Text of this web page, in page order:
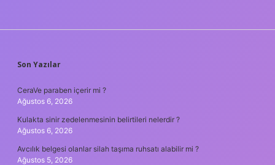
SIDEBAR
Son Yazılar
CeraVe paraben içerir mi ?
Ağustos 6, 2026
Kulakta sinir zedelenmesinin belirtileri nelerdir ?
Ağustos 6, 2026
Avcılık belgesi olanlar silah taşıma ruhsatı alabilir mi ?
Ağustos 5, 2026